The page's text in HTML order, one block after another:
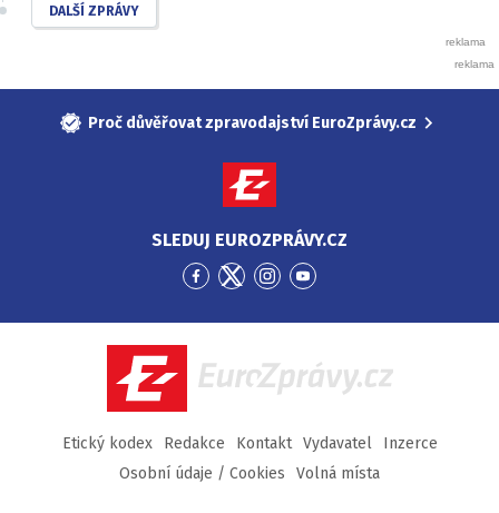
DALŠÍ ZPRÁVY
Proč důvěřovat zpravodajství EuroZprávy.cz
SLEDUJ EUROZPRÁVY.CZ
Přejít
Facebook
Přejít
Twitter
Přejít
Instagram
Přejít
YouTube
EuroZprávy.cz
Etický kodex Redakce Kontakt Vydavatel
Inzerce
Osobní údaje / Cookies
Volná místa